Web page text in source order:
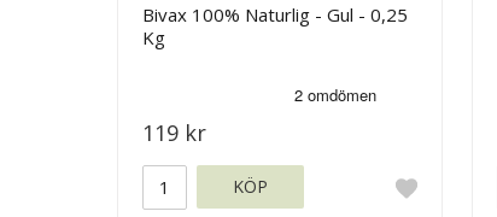
Bivax 100% Naturlig - Gul - 0,25
Kg
119 kr
KÖP